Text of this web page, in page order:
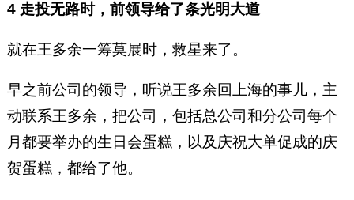
4 走投无路时，前领导给了条光明大道
就在王多余一筹莫展时，救星来了。
早之前公司的领导，听说王多余回上海的事儿，主
动联系王多余，把公司，包括总公司和分公司每个
月都要举办的生日会蛋糕，以及庆祝大单促成的庆
贺蛋糕，都给了他。